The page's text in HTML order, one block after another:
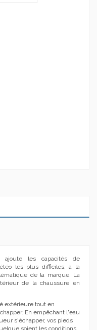
ajoute les capacités de
les plus difficiles, à la
de la marque. La
de la chaussure en
extérieure tout en
En empêchant l'eau
s'échapper, vos pieds
soient les conditions